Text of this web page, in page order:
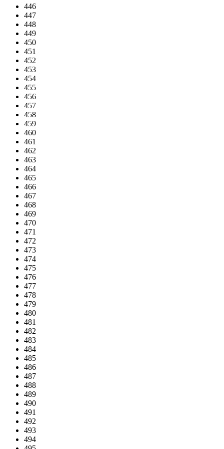
446
447
448
449
450
451
452
453
454
455
456
457
458
459
460
461
462
463
464
465
466
467
468
469
470
471
472
473
474
475
476
477
478
479
480
481
482
483
484
485
486
487
488
489
490
491
492
493
494